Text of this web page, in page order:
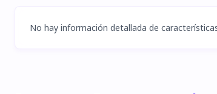
No hay información detallada de